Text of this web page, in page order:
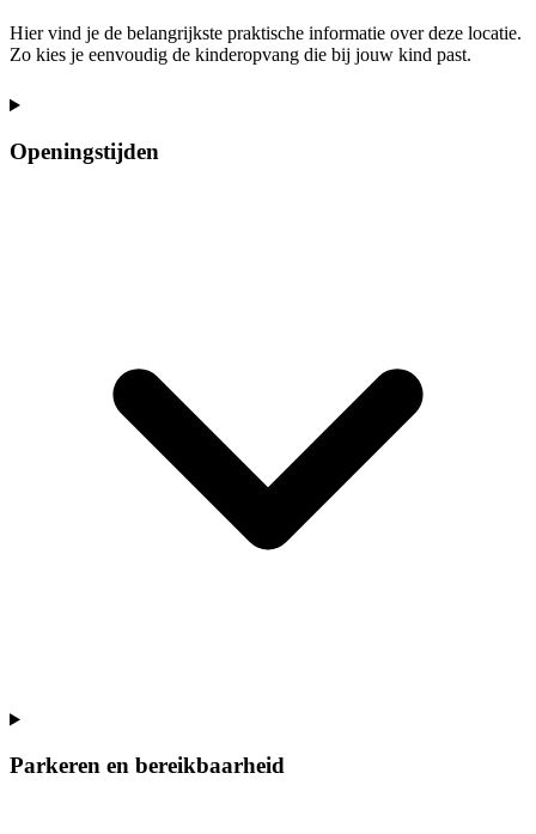
Hier vind je de belangrijkste praktische informatie over deze locatie.
Zo kies je eenvoudig de kinderopvang die bij jouw kind past.
Openingstijden
Parkeren en bereikbaarheid